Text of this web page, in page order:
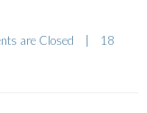
are Closed |
18